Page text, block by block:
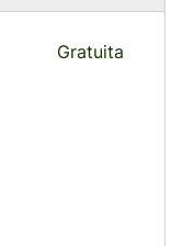
Gratuita